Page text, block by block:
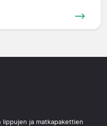
ja matkapakettien